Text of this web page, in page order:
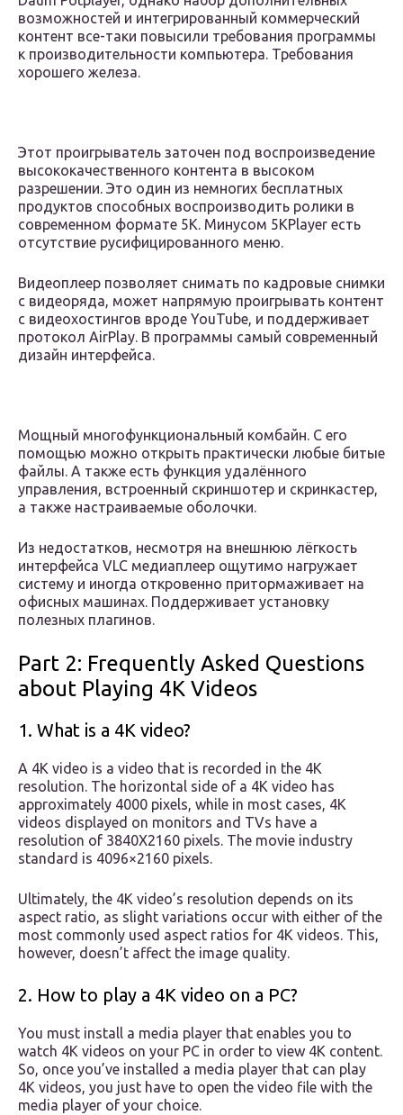
возможностей и интегрированный коммерческий
контент все-таки повысили требования программы
к производительности компьютера. Требования
хорошего железа.
Этот проигрыватель заточен под воспроизведение
высококачественного контента в высоком
разрешении. Это один из немногих бесплатных
продуктов способных воспроизводить ролики в
современном формате 5К. Минусом 5KPlayer есть
отсутствие русифицированного меню.
Видеоплеер позволяет снимать по кадровые снимки
с видеоряда, может напрямую проигрывать контент
с видеохостингов вроде YouTube, и поддерживает
протокол AirPlay. В программы самый современный
дизайн интерфейса.
Мощный многофункциональный комбайн. С его
помощью можно открыть практически любые битые
файлы. А также есть функция удалённого
управления, встроенный скриншотер и скринкастер,
а также настраиваемые оболочки.
Из недостатков, несмотря на внешнюю лёгкость
интерфейса VLC медиаплеер ощутимо нагружает
систему и иногда откровенно притормаживает на
офисных машинах. Поддерживает установку
полезных плагинов.
Part 2: Frequently Asked Questions
about Playing 4K Videos
1. What is a 4K video?
A 4K video is a video that is recorded in the 4K
resolution. The horizontal side of a 4K video has
approximately 4000 pixels, while in most cases, 4K
videos displayed on monitors and TVs have a
resolution of 3840X2160 pixels. The movie industry
standard is 4096×2160 pixels.
Ultimately, the 4K video’s resolution depends on its
aspect ratio, as slight variations occur with either of the
most commonly used aspect ratios for 4K videos. This,
however, doesn’t affect the image quality.
2. How to play a 4K video on a PC?
You must install a media player that enables you to
watch 4K videos on your PC in order to view 4K content.
So, once you’ve installed a media player that can play
4K videos, you just have to open the video file with the
media player of your choice.